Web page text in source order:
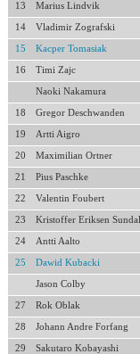
13 Marius Lindvik
14 Vladimir Zografski
15 Kacper Tomasiak
16 Timi Zajc
Naoki Nakamura
18 Gregor Deschwanden
19 Artti Aigro
20 Maximilian Ortner
21 Pius Paschke
22 Valentin Foubert
23 Kristoffer Eriksen Sundal
24 Antti Aalto
25 Dawid Kubacki
Jason Colby
27 Rok Oblak
28 Johann Andre Forfang
29 Sakutaro Kobayashi